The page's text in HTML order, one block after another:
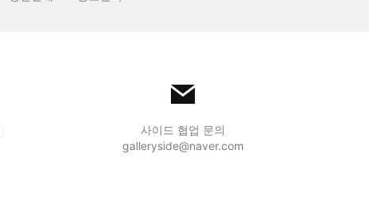
사이드 협업 문의
galleryside@naver.com